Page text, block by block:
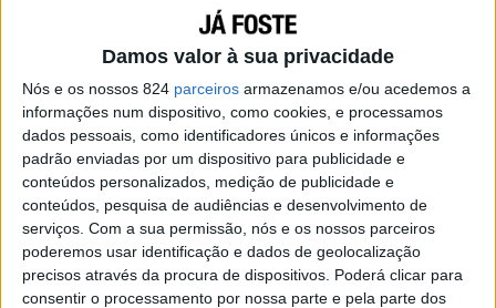
Damos valor à sua privacidade
Nós e os nossos 824 parceiros armazenamos e/ou acedemos a
informações num dispositivo, como cookies, e processamos
dados pessoais, como identificadores únicos e informações
padrão enviadas por um dispositivo para publicidade e
conteúdos personalizados, medição de publicidade e
conteúdos, pesquisa de audiências e desenvolvimento de
serviços. Com a sua permissão, nós e os nossos parceiros
poderemos usar identificação e dados de geolocalização
precisos através da procura de dispositivos. Poderá clicar para
consentir o processamento por nossa parte e pela parte dos